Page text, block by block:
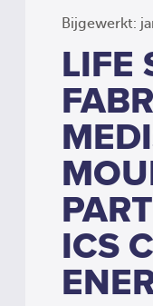
Bijgewerkt:
LIFE
ICS